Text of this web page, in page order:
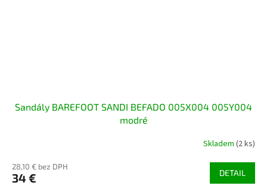
Sandály BAREFOOT SANDI BEFADO 005X004 005Y004
modré
Skladem (2 ks)
28,10 € bez DPH
34 € DETAIL